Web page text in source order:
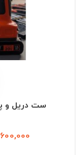
12,600,000